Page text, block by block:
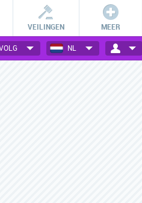
VEILINGEN MEER
NL